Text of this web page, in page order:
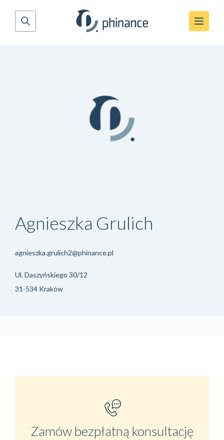
Agnieszka Grulich
agnieszka.grulich2@phinance.pl
Ul. Daszyńskiego 30/12
31-534 Kraków
Zamów bezpłatną konsultację